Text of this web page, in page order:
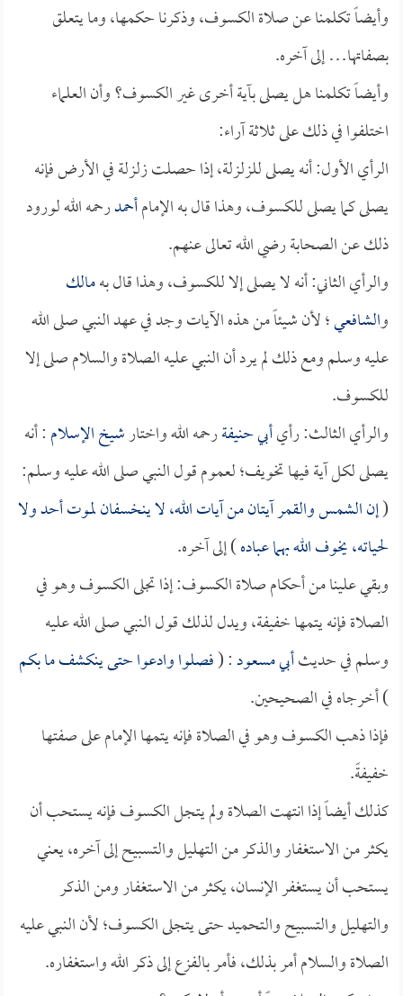
وأيضاً تكلمنا عن صلاة الكسوف، وذكرنا حكمها، وما يتعلق
بصفاتها… إلى آخره.
وأيضاً تكلمنا هل يصلى بآية أخرى غير الكسوف؟ وأن العلماء
اختلفوا في ذلك على ثلاثة آراء:
الرأي الأول: أنه يصلى للزلزلة، إذا حصلت زلزلة في الأرض فإنه
يصلى كما يصلى للكسوف، وهذا قال به الإمامأحمدرحمه الله لورود
ذلك عن الصحابة رضي الله تعالى عنهم.
والرأي الثاني: أنه لا يصلى إلا للكسوف، وهذا قال بهمالك
والشافعي؛ لأن شيئاً من هذه الآيات وجد في عهد النبي صلى الله
عليه وسلم ومع ذلك لم يرد أن النبي عليه الصلاة والسلام صلى إلا
للكسوف.
والرأي الثالث: رأيأبي حنيفةرحمه الله واختارشيخ الإسلام: أنه
يصلى لكل آية فيها تخويف؛ لعموم قول النبي صلى الله عليه وسلم:
(إن الشمس والقمر آيتان من آيات الله، لا ينخسفان لموت أحد ولا
لحياته، يخوف الله بهما عباده) إلى آخره.
وبقي علينا من أحكام صلاة الكسوف: إذا تجلى الكسوف وهو في
الصلاة فإنه يتمها خفيفة، ويدل لذلك قول النبي صلى الله عليه
وسلم في حديثأبي مسعود: (فصلوا وادعوا حتى ينكشف ما بكم
) أخرجاه في الصحيحين.
فإذا ذهب الكسوف وهو في الصلاة فإنه يتمها الإمام على صفتها
خفيفةً.
كذلك أيضاً إذا انتهت الصلاة ولم يتجل الكسوف فإنه يستحب أن
يكثر من الاستغفار والذكر من التهليل والتسبيح إلى آخره، يعني
يستحب أن يستغفر الإنسان، يكثر من الاستغفار ومن الذكر
والتهليل والتسبيح والتحميد حتى يتجلى الكسوف؛ لأن النبي عليه
الصلاة والسلام أمر بذلك، فأمر بالفزع إلى ذكر الله واستغفاره.